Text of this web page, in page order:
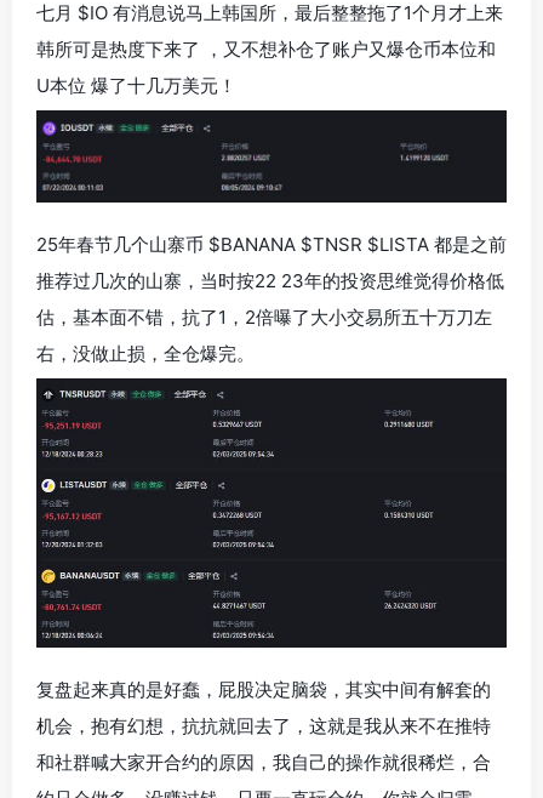
七月 $IO 有消息说马上韩国所，最后整整拖了1个月才上来
韩所可是热度下来了 ，又不想补仓了账户又爆仓币本位和
U本位 爆了十几万美元！
25年春节几个山寨币 $BANANA $TNSR $LISTA 都是之前
推荐过几次的山寨，当时按22 23年的投资思维觉得价格低
估，基本面不错，抗了1，2倍曝了大小交易所五十万刀左
右，没做止损，全仓爆完。
复盘起来真的是好蠢，屁股决定脑袋，其实中间有解套的
机会，抱有幻想，抗抗就回去了，这就是我从来不在推特
和社群喊大家开合约的原因，我自己的操作就很稀烂，合